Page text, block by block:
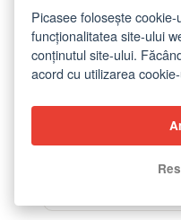
Husă pentru Apple
Picasee folosește
funcționalitatea site-ului
conținutul site-ului.
acord cu utilizarea